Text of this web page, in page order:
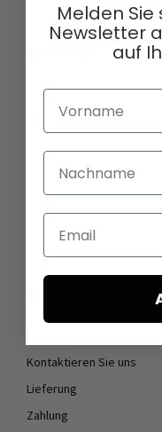
Über uns
Öffnungszeiten
Datenschutz
AGB
Cookie Einstellungen
Kontaktieren Sie uns
Lieferung
Zahlung
Melden Sie
Newsletter
auf
Vorname
Nachname
Email